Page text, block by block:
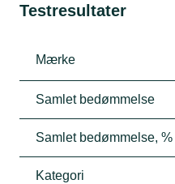
Testresultater
Mærke
Samlet bedømmelse
Samlet bedømmelse, %
Kategori